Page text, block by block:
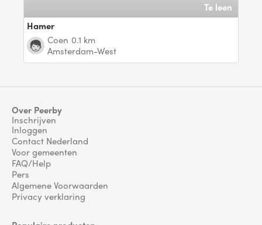
Te leen
Hamer
Coen 0.1 km
Amsterdam-West
Over Peerby
Inschrijven
Inloggen
Contact Nederland
Voor gemeenten
FAQ/Help
Pers
Algemene Voorwaarden
Privacy verklaring